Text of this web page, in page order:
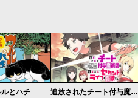
とハチ 追放されたチート付与魔術師は気ままなセカンドライフを謳歌する。 ～俺は武器だけじゃなく、あらゆるものに『強化ポイント』を付与できるし、俺の意思でいつでも効果を解除できるけど、残った人たち大丈夫？～